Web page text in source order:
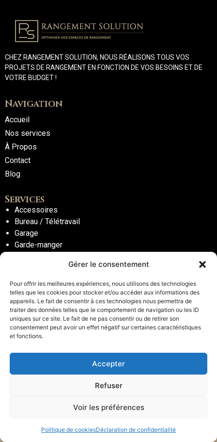
Gérer le consentement
Pour offrir les meilleures expériences, nous utilisons des technologies
telles que les cookies pour stocker et/ou accéder aux informations des
appareils. Le fait de consentir à ces technologies nous permettra de
traiter des données telles que le comportement de navigation ou les ID
uniques sur ce site. Le fait de ne pas consentir ou de retirer son
consentement peut avoir un effet négatif sur certaines caractéristiques
et fonctions.
Accepter
Refuser
Voir les préférences
Politique de cookiesDéclaration de confidentialité
CHEZ RANGEMENT SOLUTION, NOUS RÉALISONS TOUS VOS
PROJETS DE RANGEMENT EN FONCTION DE VOS BESOINS ET DE
VOTRE BUDGET !
Navigation
Accueil
Nos services
À Propos
Contact
Blog
Services
Accessoires
Bureau / Télétravail
Garage
Garde-manger
Salle de lavage
Unité murale
Vestibule
Walk-in
Social
© 2026 | Rangement Solution | Tous droits réservés
| Bâtit avec ♡ par
Agence web